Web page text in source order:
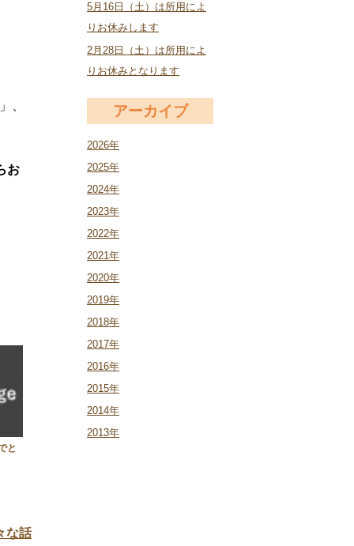
5月16日（土）は所用によ
りお休みします
2月28日（土）は所用によ
りお休みとなります
アーカイブ
2026年
2025年
2024年
2023年
2022年
2021年
2020年
2019年
2018年
2017年
2016年
2015年
2014年
2013年
、
お
と
な話